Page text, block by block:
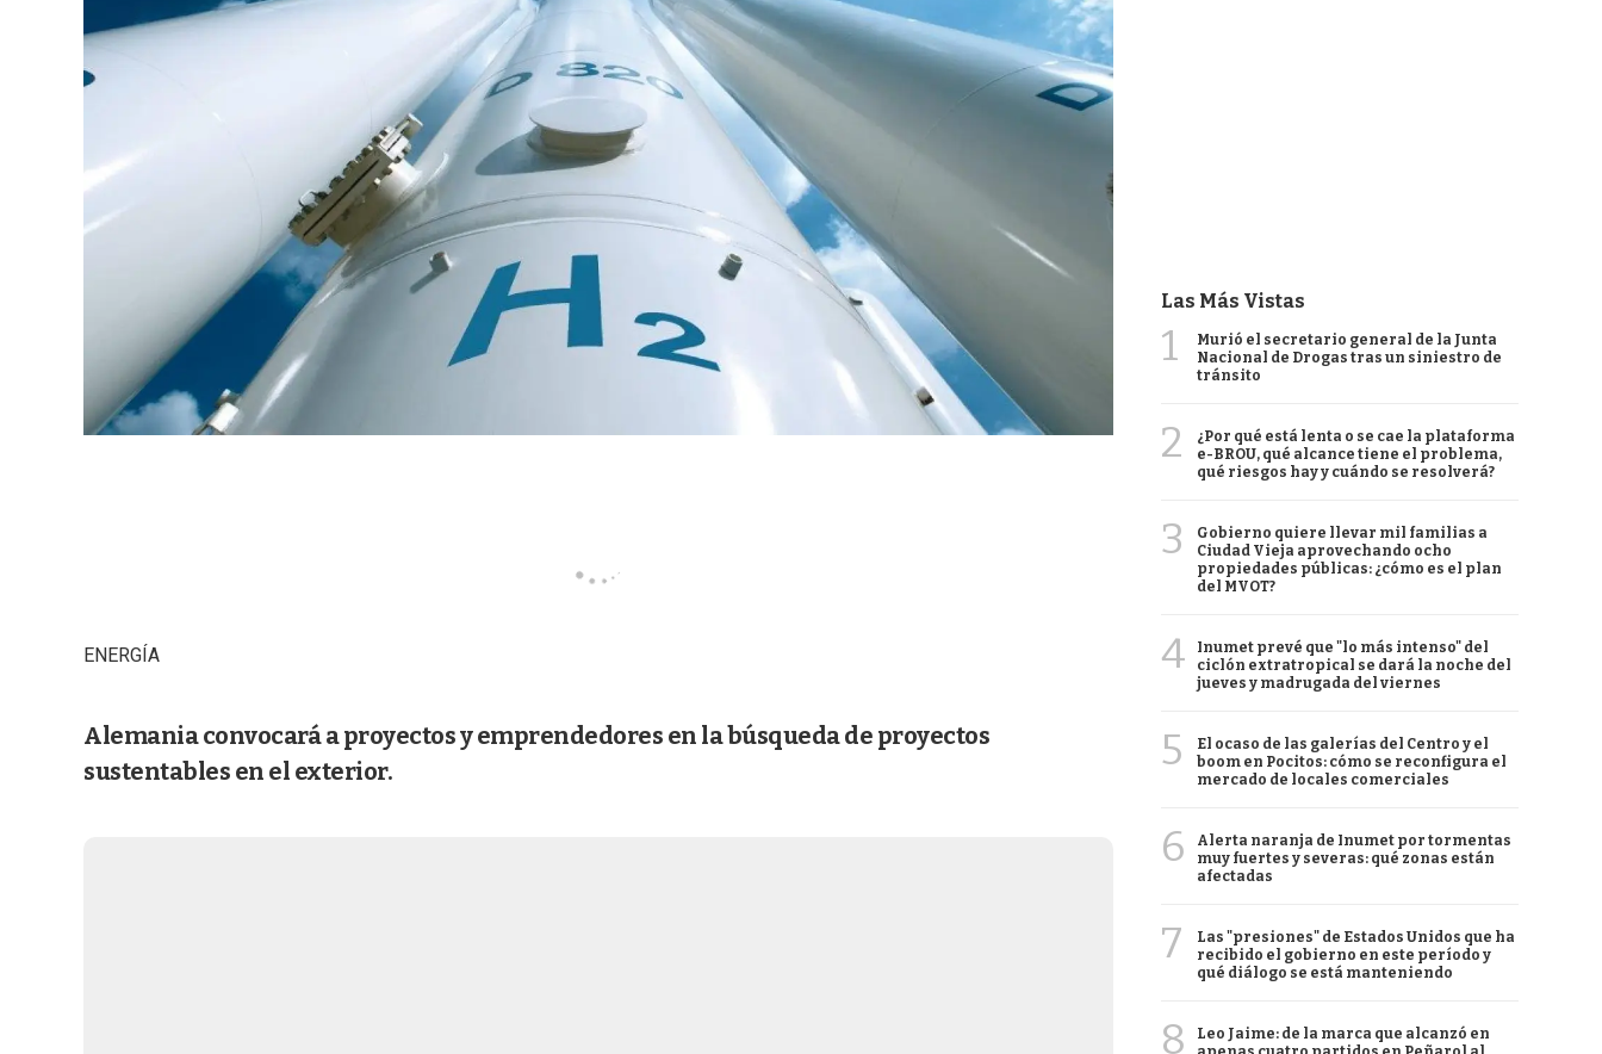
ENERGÍA
Alemania convocará a proyectos y emprendedores en la búsqueda de proyectos
sustentables en el exterior.
Las Más Vistas
1
Murió el secretario general de la Junta
Nacional de Drogas tras un siniestro de
tránsito
2
¿Por qué está lenta o se cae la plataforma
e-BROU, qué alcance tiene el problema,
qué riesgos hay y cuándo se resolverá?
3
Gobierno quiere llevar mil familias a
Ciudad Vieja aprovechando ocho
propiedades públicas: ¿cómo es el plan
del MVOT?
4
Inumet prevé que "lo más intenso" del
ciclón extratropical se dará la noche del
jueves y madrugada del viernes
5
El ocaso de las galerías del Centro y el
boom en Pocitos: cómo se reconfigura el
mercado de locales comerciales
6
Alerta naranja de Inumet por tormentas
muy fuertes y severas: qué zonas están
afectadas
7
Las "presiones" de Estados Unidos que ha
recibido el gobierno en este período y
qué diálogo se está manteniendo
8
Leo Jaime: de la marca que alcanzó en